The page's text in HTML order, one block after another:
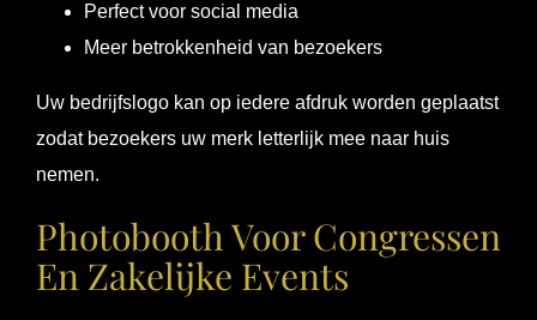
Perfect voor social media
Meer betrokkenheid van bezoekers
Uw bedrijfslogo kan op iedere afdruk worden geplaatst
zodat bezoekers uw merk letterlijk mee naar huis
nemen.
Photobooth Voor Congressen
En Zakelijke Events